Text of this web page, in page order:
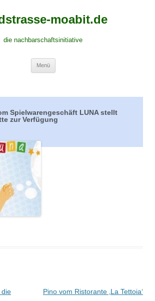
moabit.de
die nachbarschaftsinitiative
Menü
Spielwarengeschäft LUNA stellt
zur Verfügung
die
Pino vom Ristorante ‚La Tettoia‘